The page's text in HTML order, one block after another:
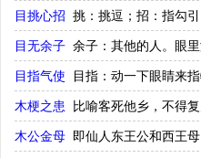
目挑心招 挑：挑逗；招：指勾
目无余子 余子：其他的人。眼
目指气使 目指：动一下眼睛来
木梗之患 比喻客死他乡，不得复
木公金母 即仙人东王公和西王